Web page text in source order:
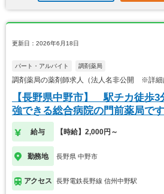
更新日：2026年6月18日
パート・アルバイト 調剤薬局
調剤薬局の薬剤師求人（法人名非公開 ※詳細
【長野県中野市】 駅チカ徒歩3
強できる総合病院の門前薬局です
給与 【時給】2,000円～
勤務地 長野県 中野市
アクセス 長野電鉄長野線 信州中野駅